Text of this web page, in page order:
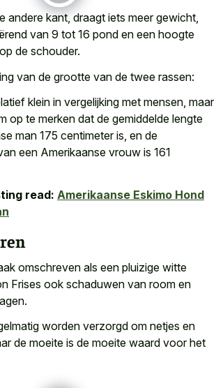
andere kant, draagt iets meer gewicht,
van 9 tot 16 pond en een hoogte
de schouder.
van de grootte van de twee rassen:
klein in vergelijking met mensen, maar
op te merken dat de gemiddelde lengte
man 175 centimeter is, en de
een Amerikaanse vrouw is 161
read: Amerikaanse Eskimo Hond
omschreven als een pluizige witte
Frises ook schaduwen van room en
worden verzorgd om netjes en
de moeite is de moeite waard voor het